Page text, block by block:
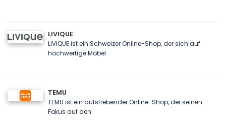
LIVIQUE
LIVIQUE ist ein Schweizer Online-Shop, der sich auf
hochwertige Möbel
TEMU
TEMU ist ein aufstrebender Online-Shop, der seinen
Fokus auf den